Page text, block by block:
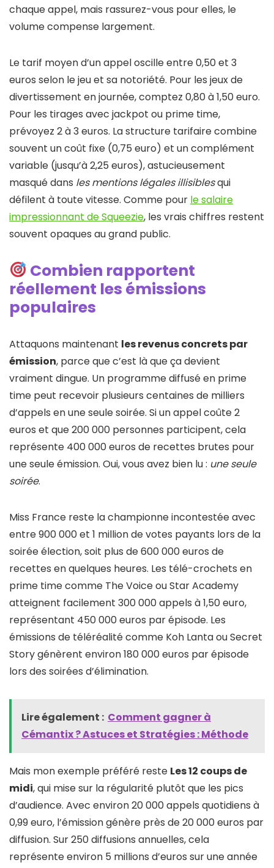
chaque appel, mais rassurez-vous pour elles, le
volume compense largement.
Le tarif moyen d’un appel oscille entre 0,50 et 3
euros selon le jeu et sa notoriété. Pour les jeux de
divertissement en journée, comptez 0,80 à 1,50 euro.
Pour les tirages avec jackpot ou prime time,
prévoyez 2 à 3 euros. La structure tarifaire combine
souvent un coût fixe (0,75 euro) et un complément
variable (jusqu’à 2,25 euros), astucieusement
masqué dans les mentions légales illisiblesqui
défilent à toute vitesse. Comme pour le salaire
impressionnant de Squeezie, les vrais chiffres restent
souvent opaques au grand public.
Combien rapportent
réellement les émissions
populaires
Attaquons maintenant les revenus concrets par
émission, parce que c’est là que ça devient
vraiment dingue. Un programme diffusé en prime
time peut recevoir plusieurs centaines de milliers
d’appels en une seule soirée. Si un appel coûte 2
euros et que 200 000 personnes participent, cela
représente 400 000 euros de recettes brutes pour
une seule émission. Oui, vous avez bien lu : une seule
soirée.
Miss France reste la championne incontestée avec
entre 900 000 et 1 million de votes payants lors de la
soirée élection, soit plus de 600 000 euros de
recettes en quelques heures. Les télé-crochets en
prime time comme The Voice ou Star Academy
atteignent facilement 300 000 appels à 1,50 euro,
représentant 450 000 euros par épisode. Les
émissions de téléréalité comme Koh Lanta ou Secret
Story génèrent environ 180 000 euros par épisode
lors des soirées d’élimination.
Lire également : Comment gagner à
Cémantix ? Astuces et Stratégies : Méthode
Mais mon exemple préféré reste Les 12 coups de
midi, qui mise sur la régularité plutôt que les pics
d’audience. Avec environ 20 000 appels quotidiens à
0,99 euro, l’émission génère près de 20 000 euros par
diffusion. Sur 250 diffusions annuelles, cela
représente environ 5 millions d’euros sur une année